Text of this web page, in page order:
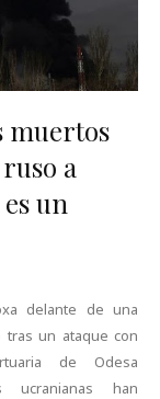
muertos
a
un
delante de una
un ataque con
de Odesa
ucranianas han